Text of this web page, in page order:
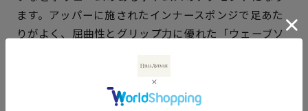
22cm × 在庫なし
× 在庫なし
ます。アッパーに施されたインナースポンジで足あた
りがよく、屈曲性とグリップ力に優れた「ウェーブソ